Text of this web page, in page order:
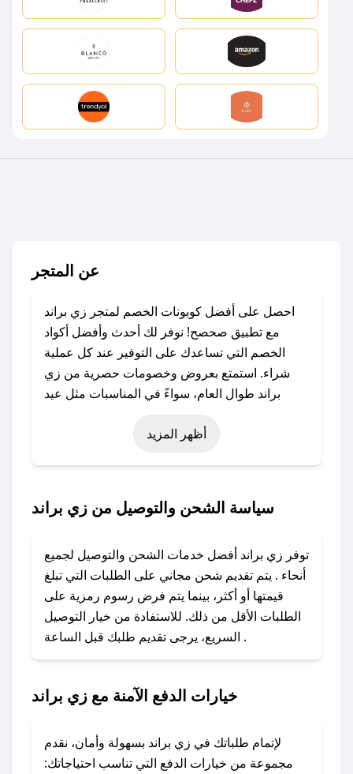
عن المتجر
احصل على أفضل كوبونات الخصم لمتجر زي براند
مع تطبيق صحصح! نوفر لك أحدث وأفضل أكواد
الخصم التي تساعدك على التوفير عند كل عملية
شراء. استمتع بعروض وخصومات حصرية من زي
براند طوال العام، سواءً في المناسبات مثل عيد
الفطر، عيد الأضحى، الجمعة البيضاء (شهر نوفمبر)،
رمضان، اليوم الوطني، يوم التأسيس، أو حتى عروض
باستخدام تطبيق صحصح، يمكنك العثور بسهولة على
تواصل معنا عبر تويتر أو البريد الإلكتروني لإضافته
بسرعة.
### كيفية استخدام كود خصم زي براند؟
1. انسخ كود الخصم من تطبيق صحصح.
2. الصقه في خانة الدفع عند التسوق من زي براند.
### ماذا أفعل إذا لم يعمل كود الخصم؟
الرسائل الخاصة على تويتر أو البريد الإلكتروني،
وسنقوم بحل المشكلة في أسرع وقت ممكن.
أظهر المزيد
سياسة الشحن والتوصيل من زي براند
توفر زي براند أفضل خدمات الشحن والتوصيل لجميع
أنحاء . يتم تقديم شحن مجاني على الطلبات التي تبلغ
قيمتها أو أكثر، بينما يتم فرض رسوم رمزية على
الطلبات الأقل من ذلك. للاستفادة من خيار التوصيل
السريع، يرجى تقديم طلبك قبل الساعة .
خيارات الدفع الآمنة مع زي براند
لإتمام طلباتك في زي براند بسهولة وأمان، نقدم
مجموعة من خيارات الدفع التي تناسب احتياجاتك: